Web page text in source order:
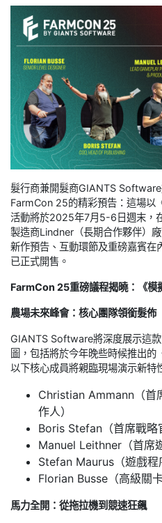
髮行商兼開髮商GIANTS
FarmCon 25的精彩預告：這場以
活動將於2025年7月5-6日週末，
製造商Lindner（長期合作夥伴）
新作預告、互動環節及重磅嘉賓在
已正式開售。
FarmCon 25重磅議程揭曉：《模
農場未來峰會：核心團隊領銜髮佈
GIANTS Software將深度展示這
圖，包括將於今年晚些時候推出的
以下核心成員將親臨現場演示新特
Christian Ammann（首
作人）
Boris Stefan（首席戰略
Manuel Leithner（首席
Stefan Maurus（遊戲程
Florian Busse（高級關卡
馬力全開：從拖拉機到競速狂飆